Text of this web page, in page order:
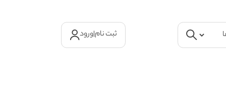
ثبت نام|ورود